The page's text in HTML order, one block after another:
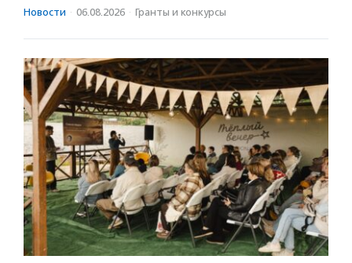
Новости · 06.08.2026 · Гранты и конкурсы